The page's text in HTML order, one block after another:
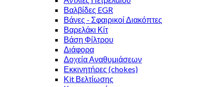
Βαλβίδες EGR
Βάνες - Σφαιρικοί Διακόπτες
Βαρελάκι Κίτ
Βάση Φίλτρου
Διάφορα
Δοχεία Αναθυμιάσεων
Εκκινητήρες (chokes)
Κit Βελτίωσης